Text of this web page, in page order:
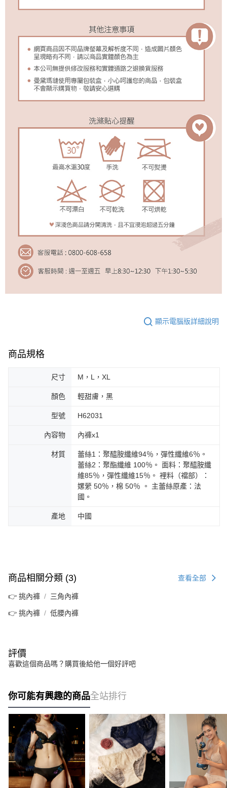
顯示電腦版詳細說明
商品規格
尺寸 M，L，XL
顏色 輕甜膚，黑
型號 H62031
內容物 內褲x1
材質
蕾絲1：聚醯胺纖維94％，彈性纖維6％。
蕾絲2：聚酯纖維 100％。 面料：聚醯胺纖
維85％，彈性纖維15％。 裡料（襠部）：
嫘縈 50％，棉 50％ 。 主蕾絲原產：法
國。
產地 中國
商品相關分類 (3) 查看全部
👉 挑內褲 三角內褲
👉 挑內褲 低腰內褲
評價
喜歡這個商品嗎？購買後給他一個好評吧
你可能有興趣的商品全站排行